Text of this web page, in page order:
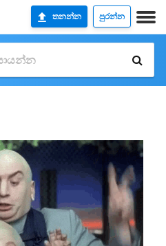
තනන්න පුරන්න